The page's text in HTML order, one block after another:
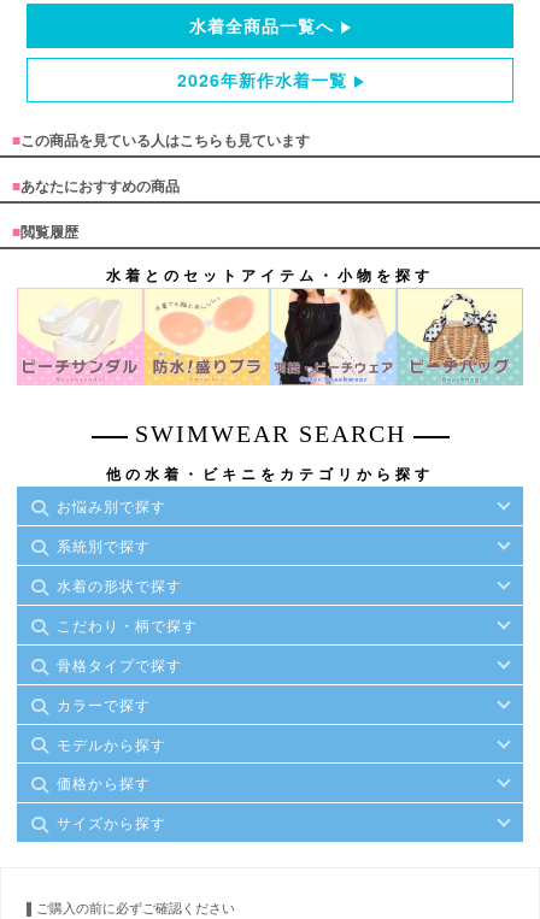
水着全商品一覧へ
2026年新作水着一覧
■この商品を見ている人はこちらも見ています
■あなたにおすすめの商品
■閲覧履歴
水着とのセットアイテム・小物を探す
SWIMWEAR SEARCH
他の水着・ビキニをカテゴリから探す
お悩み別で探す
系統別で探す
水着の形状で探す
こだわり・柄で探す
骨格タイプで探す
カラーで探す
モデルから探す
価格から探す
サイズから探す
ご購入の前に必ずご確認ください